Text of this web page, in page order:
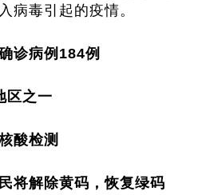
病毒引起的疫情。
诊病例184例
区之一
酸检测
将解除黄码，恢复绿码